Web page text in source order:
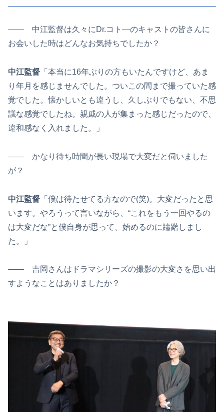
―― 中江監督は久々にDr.コト―のキャストの皆さんに
お会いした時はどんなお気持ちでしたか？
中江監督 「本当に16年ぶりの方もいたんですけど、あま
り年月を感じませんでした。ついこの間まで撮っていた感
覚でした。懐かしいとも違うし、久しぶりでもない、不思
議な感覚でしたね。親戚の人が集まった感じだったので、
違和感なく入れました。」
―― かなり待ち時間が長い現場で大変だと伺いました
が？
中江監督 「僕は待たせてる方なので(笑)。大変だったと思
います。やろうって言いながら、“これをもう一回やるの
は大変だな”と僕自身が思って、始めるのに躊躇しまし
た。」
―― 吉岡さんはドラマシリーズの撮影の大変さを思い出
すようなことはありましたか？